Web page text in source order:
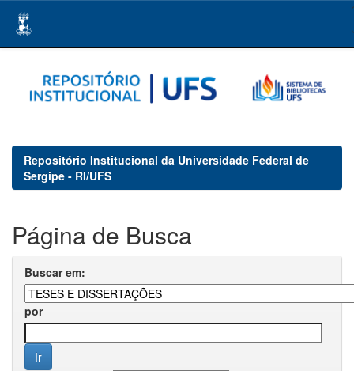
navigation
Repositório Institucional da Universidade Federal de
Sergipe - RI/UFS
Página de Busca
Buscar em:
por